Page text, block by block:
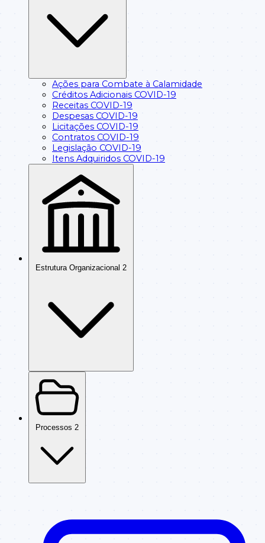
Ações para Combate à Calamidade
Créditos Adicionais COVID-19
Receitas COVID-19
Despesas COVID-19
Licitações COVID-19
Contratos COVID-19
Legislação COVID-19
Itens Adquiridos COVID-19
Estrutura Organizacional 2
Processos 2